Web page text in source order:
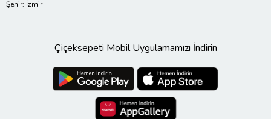
Şehir: İzmir
Çiçeksepeti Mobil Uygulamamızı İndirin